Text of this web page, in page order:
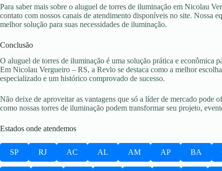
Para saber mais sobre o aluguel de torres de iluminação em Nicolau
contato com nossos canais de atendimento disponíveis no site. Nossa
melhor solução para suas necessidades de iluminação.
Conclusão
O aluguel de torres de iluminação é uma solução prática e econômica
Em Nicolau Vergueiro – RS, a Revlo se destaca como a melhor
especializado e um histórico comprovado de sucesso.
Não deixe de aproveitar as vantagens que só a líder de mercado pode
como nossas torres de iluminação podem transformar seu projeto,
Estados onde atendemos
SP RJ AC AL AM AP BA